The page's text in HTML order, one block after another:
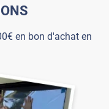
en bon d'achat en